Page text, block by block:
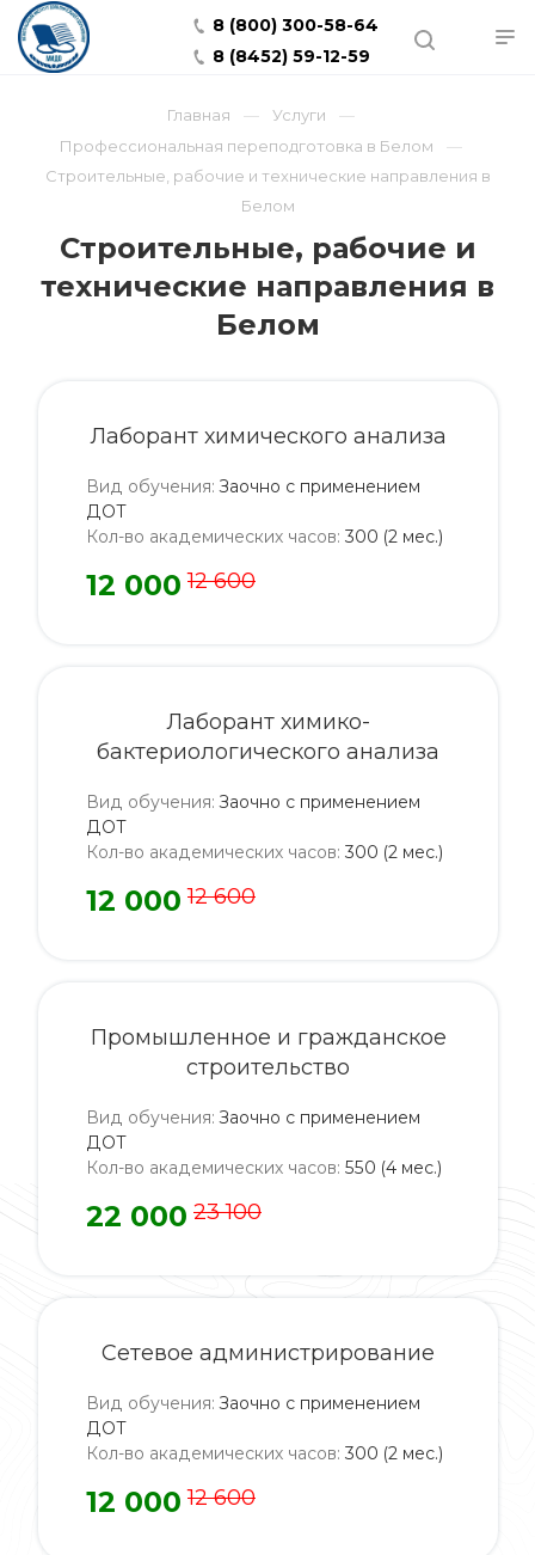
8 (800) 300-58-64
8 (8452) 59-12-59
Главная
Услуги
Профессиональная переподготовка в Белом
Строительные, рабочие и технические направления в
Белом
Строительные, рабочие и
технические направления в
Белом
Лаборант химического анализа
Вид обучения: Заочно с применением
ДОТ
Кол-во академических часов: 300 (2 мес.)
12 000 12 600
Лаборант химико-
бактериологического анализа
Вид обучения: Заочно с применением
ДОТ
Кол-во академических часов: 300 (2 мес.)
12 000 12 600
Промышленное и гражданское
строительство
Вид обучения: Заочно с применением
ДОТ
Кол-во академических часов: 550 (4 мес.)
22 000 23 100
Сетевое администрирование
Вид обучения: Заочно с применением
ДОТ
Кол-во академических часов: 300 (2 мес.)
12 000 12 600